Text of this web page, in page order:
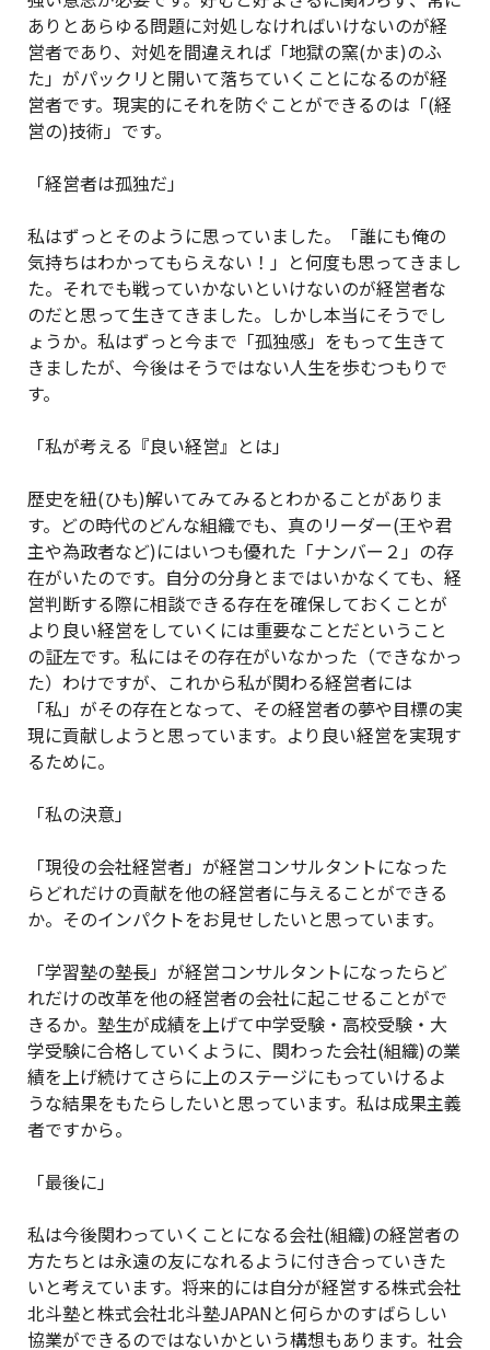
ありとあらゆる問題に対処しなければいけないのが経
営者であり、対処を間違えれば「地獄の窯(かま)のふ
た」がパックリと開いて落ちていくことになるのが経
営者です。現実的にそれを防ぐことができるのは「(経
営の)技術」です。
「経営者は孤独だ」
私はずっとそのように思っていました。「誰にも俺の
気持ちはわかってもらえない！」と何度も思ってきまし
た。それでも戦っていかないといけないのが経営者な
のだと思って生きてきました。しかし本当にそうでし
ょうか。私はずっと今まで「孤独感」をもって生きて
きましたが、今後はそうではない人生を歩むつもりで
す。
「私が考える『良い経営』とは」
歴史を紐(ひも)解いてみてみるとわかることがありま
す。どの時代のどんな組織でも、真のリーダー(王や君
主や為政者など)にはいつも優れた「ナンバー２」の存
在がいたのです。自分の分身とまではいかなくても、経
営判断する際に相談できる存在を確保しておくことが
より良い経営をしていくには重要なことだということ
の証左です。私にはその存在がいなかった（できなかっ
た）わけですが、これから私が関わる経営者には
「私」がその存在となって、その経営者の夢や目標の実
現に貢献しようと思っています。より良い経営を実現す
るために。
「私の決意」
「現役の会社経営者」が経営コンサルタントになった
らどれだけの貢献を他の経営者に与えることができる
か。そのインパクトをお見せしたいと思っています。
「学習塾の塾長」が経営コンサルタントになったらど
れだけの改革を他の経営者の会社に起こせることがで
きるか。塾生が成績を上げて中学受験・高校受験・大
学受験に合格していくように、関わった会社(組織)の業
績を上げ続けてさらに上のステージにもっていけるよ
うな結果をもたらしたいと思っています。私は成果主義
者ですから。
「最後に」
私は今後関わっていくことになる会社(組織)の経営者の
方たちとは永遠の友になれるように付き合っていきた
いと考えています。将来的には自分が経営する株式会社
北斗塾と株式会社北斗塾JAPANと何らかのすばらしい
協業ができるのではないかという構想もあります。社会